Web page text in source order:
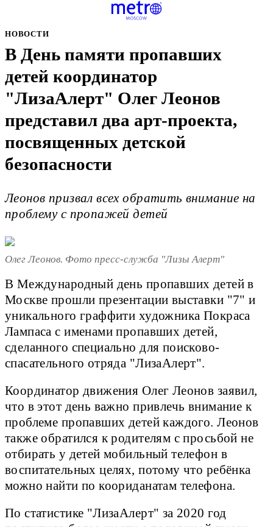
НОВОСТИ
В День памяти пропавших
детей координатор
"ЛизаАлерт" Олег Леонов
представил два арт-проекта,
посвященных детской
безопасности
Леонов призвал всех обратить внимание на
проблему с пропажей детей
Олег Леонов. Фото пресс-служба "Лизы Алерт"
В Международный день пропавших детей в
Москве прошли презентации выставки "7" и
уникального граффити художника Покраса
Лампаса с именами пропавших детей,
сделанного специально для поисково-
спасательного отряда "ЛизаАлерт".
Координатор движения Олег Леонов заявил,
что в этот день важно привлечь внимание к
проблеме пропавших детей каждого. Леонов
также обратился к родителям с просьбой не
отбирать у детей мобильный телефон в
воспитательных целях, потому что ребёнка
можно найти по коориданатам телефона.
По статистике "ЛизаАлерт" за 2020 год